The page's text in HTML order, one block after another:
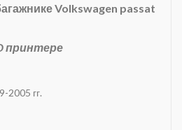
Volkswagen passat
принтере
2005 гг.